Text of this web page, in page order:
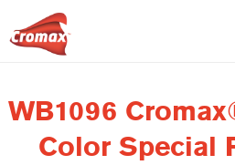
WB1096
Color Special